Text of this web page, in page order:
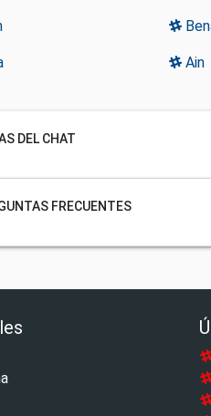
Ain
DEL CHAT
FRECUENTES